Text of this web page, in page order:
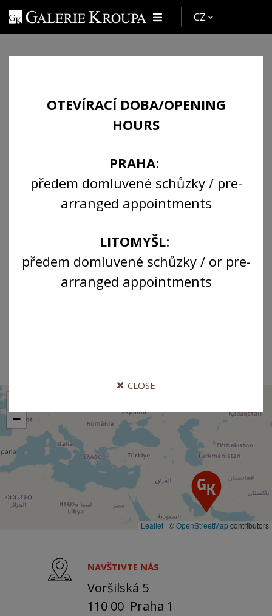
CZ
(Jindřichův Hradec
Zpět Autoři
−
Leaflet | ©OpenStreetMapcontributors
NAVŠTIVTE NÁS
Voršilská 5
110 00 Praha 1
OTEVÍRACÍ DOBA/OPENING
HOURS
PRAHA:
předem domluvené schůzky / pre-
arranged appointments
LITOMYŠL:
předem domluvené schůzky / or pre-
arranged appointments
CLOSE